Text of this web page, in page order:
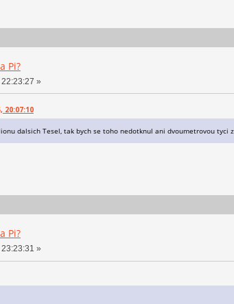
Pi?
»
20:07:10
dalsich Tesel, tak bych se toho nedotknul ani dvoumetrovou tyci
Pi?
»